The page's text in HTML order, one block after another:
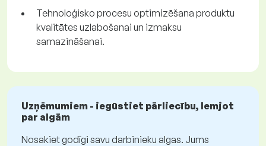
Tehnoloģisko procesu optimizēšana produktu
kvalitātes uzlabošanai un izmaksu
samazināšanai.
Uzņēmumiem - iegūstiet pārliecību, lemjot
par algām
Nosakiet godīgi savu darbinieku algas. Jums